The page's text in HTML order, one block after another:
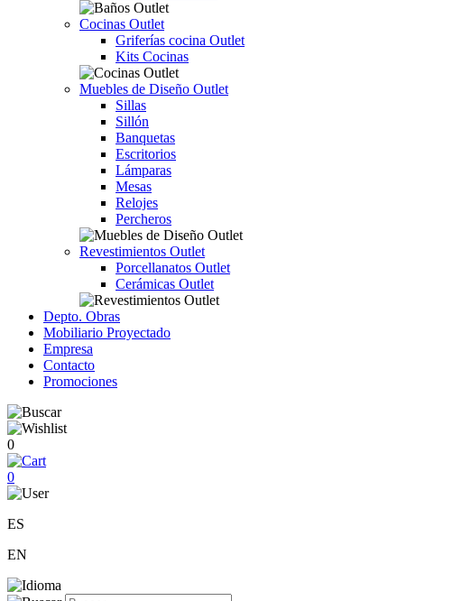
Cocinas Outlet
Griferías cocina Outlet
Kits Cocinas
Muebles de Diseño Outlet
Sillas
Sillón
Banquetas
Escritorios
Lámparas
Mesas
Relojes
Percheros
Revestimientos Outlet
Porcellanatos Outlet
Cerámicas Outlet
Depto. Obras
Mobiliario Proyectado
Empresa
Contacto
Promociones
0
0
ES
EN